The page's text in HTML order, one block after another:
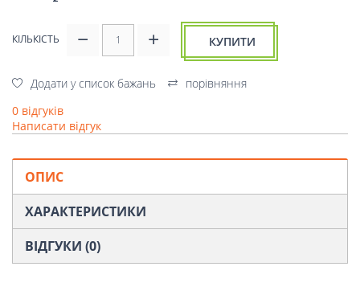
КІЛЬКІСТЬ КУПИТИ
Додати у список бажань
порівняння
0 відгуків
Написати відгук
ОПИС
ХАРАКТЕРИСТИКИ
ВІДГУКИ (0)